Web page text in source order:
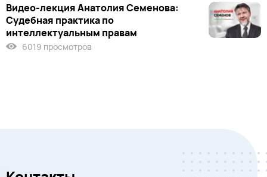
Видео-лекция Анатолия Семенова:
Судебная практика по
интеллектуальным правам
6019 просмотров